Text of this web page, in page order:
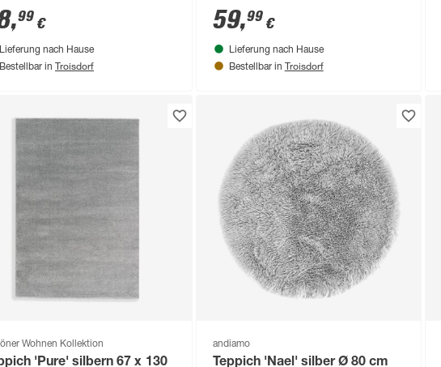
,99 €
Lieferung nach Hause
Bestellbar in Troisdorf
59,99€
Lieferung nach Hause
Bestellbar in Troisdorf
Wohnen Kollektion
'Pure' silbern 67 x 130
andiamo
Teppich 'Nael' silber Ø 80 cm